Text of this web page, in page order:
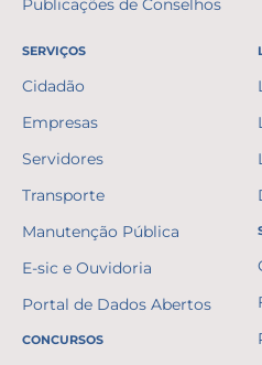
Publicações de Conselhos
SERVIÇOS
Cidadão
Empresas
Servidores
Transporte
Manutenção Pública
E-sic e Ouvidoria
Portal de Dados Abertos
CONCURSOS